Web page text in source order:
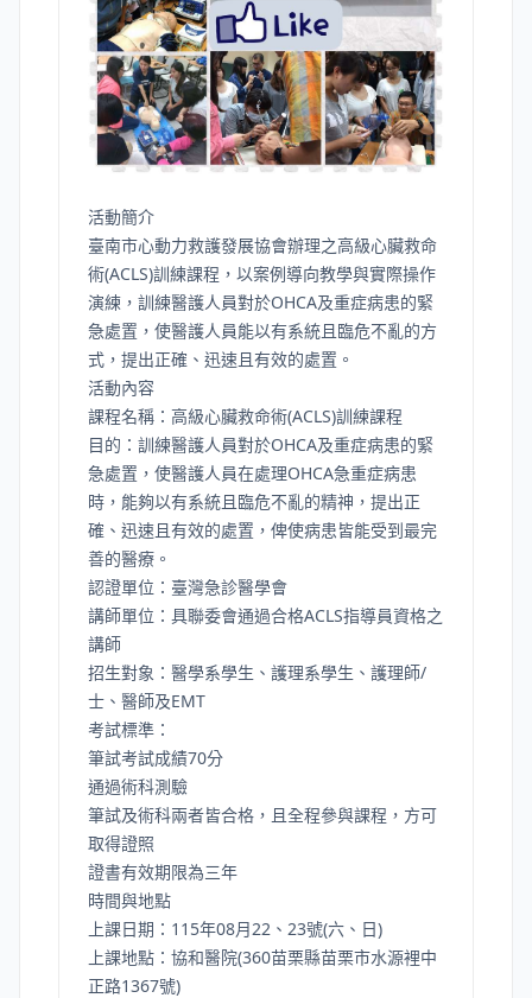
活動簡介
臺南市心動力救護發展協會辦理之高級心臟救命
術(ACLS)訓練課程，以案例導向教學與實際操作
演練，訓練醫護人員對於OHCA及重症病患的緊
急處置，使醫護人員能以有系統且臨危不亂的方
式，提出正確、迅速且有效的處置。
活動內容
課程名稱：高級心臟救命術(ACLS)訓練課程
目的：訓練醫護人員對於OHCA及重症病患的緊
急處置，使醫護人員在處理OHCA急重症病患
時，能夠以有系統且臨危不亂的精神，提出正
確、迅速且有效的處置，俾使病患皆能受到最完
善的醫療。
認證單位：臺灣急診醫學會
講師單位：具聯委會通過合格ACLS指導員資格之
講師
招生對象：醫學系學生、護理系學生、護理師/
士、醫師及EMT
考試標準：
筆試考試成績70分
通過術科測驗
筆試及術科兩者皆合格，且全程參與課程，方可
取得證照
證書有效期限為三年
時間與地點
上課日期：115年08月22、23號(六、日)
上課地點：協和醫院(360苗栗縣苗栗市水源裡中
正路1367號)